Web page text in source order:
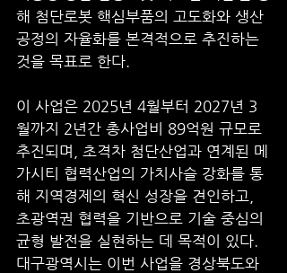
해 첨단로봇 핵심부품의 고도화와 생산
공정의 자율화를 본격적으로 추진하는
것을 목표로 한다.
이 사업은 2025년 4월부터 2027년 3
월까지 2년간 총사업비 89억원 규모로
추진되며, 초격차 첨단산업과 연계된 메
가시티 협력산업의 가치사슬 강화를 통
해 지역경제의 혁신 성장을 견인하고,
초광역권 협력을 기반으로 기술 중심의
균형 발전을 실현하는 데 목적이 있다.
대구광역시는 이번 사업을 경상북도와